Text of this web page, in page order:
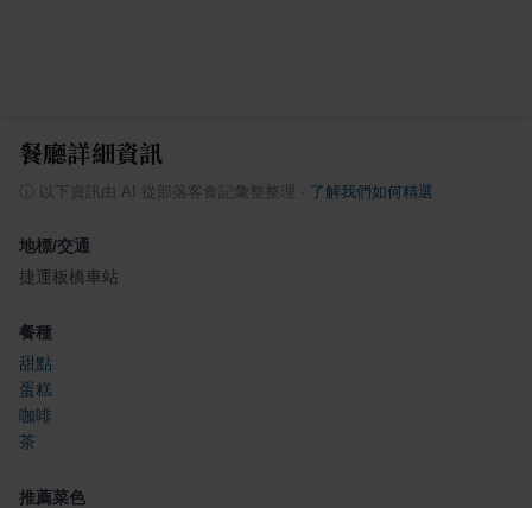
餐廳詳細資訊
以下資訊由 AI 從部落客食記彙整整理 了解我們如何精選
地標/交通
捷運板橋車站
餐種
甜點
蛋糕
咖啡
茶
推薦菜色